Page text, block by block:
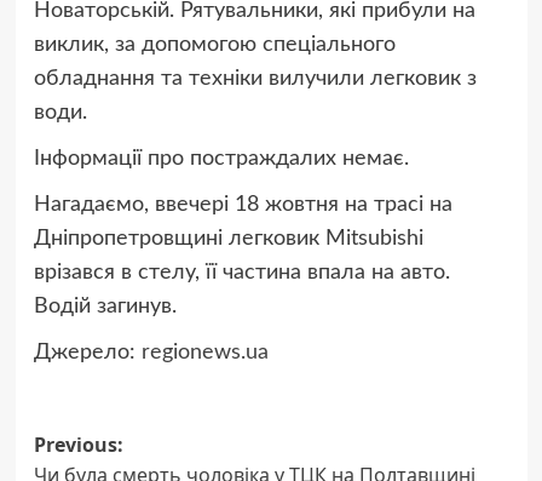
Новаторській. Рятувальники, які прибули на
виклик, за допомогою спеціального
обладнання та техніки вилучили легковик з
води.
Інформації про постраждалих немає.
Нагадаємо, ввечері 18 жовтня на трасі на
Дніпропетровщині легковик Mitsubishi
врізався в стелу, її частина впала на авто.
Водій загинув.
Джерело: regionews.ua
Post
Previous:
Чи була смерть чоловіка у ТЦК на Полтавщині